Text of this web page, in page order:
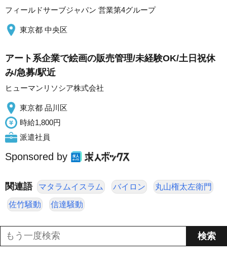
フィールドサーブジャパン 営業第4グループ
東京都 中央区
アート系企業で絵画の販売管理/未経験OK/土日祝休
み/急募/駅近
ヒューマンリソシア株式会社
東京都 品川区
時給1,800円
派遣社員
Sponsored by
関連語 マタラムイスラム バイロン 丸山権太左衛門
佐竹騒動 信達騒動